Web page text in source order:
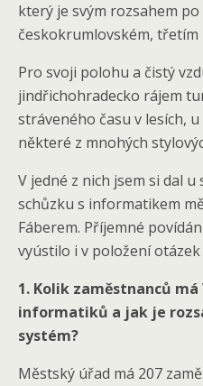
který je svým rozsahem
českokrumlovském, třetím
Pro svoji polohu a čistý
jindřichohradecko rájem
stráveného času v lesích,
některé z mnohých
V jedné z nich jsem si dal
schůzku s informatikem
Fáberem. Příjemné
vyústilo i v položení
1. Kolik zaměstnanců
informatiků a jak je
systém?
Městský úřad má 207